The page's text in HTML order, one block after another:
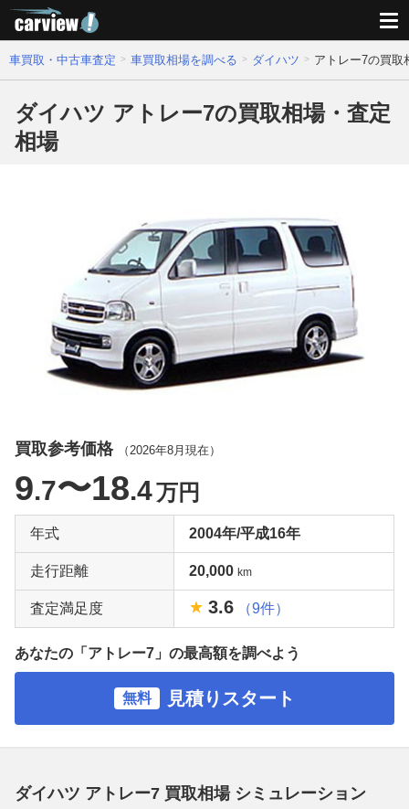
車買取・中古車査定 車買取相場を調べる ダイハツ アトレー7の買取
ダイハツ アトレー7の買取相場・査定
相場
買取参考価格 （2026年8月 現在）
9.7〜18.4万円
年式 2004年/平成16年
走行距離 20,000 km
査定満足度 3.6 （9件）
あなたの「アトレー7」の最高額を調べよう
無料 見積りスタート
ダイハツ アトレー7 買取相場 シミュレーション